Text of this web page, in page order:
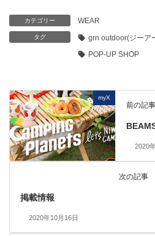
カテゴリー WEAR
タグ
grn outdoor(ジーア
POP-UP SHOP
myX
前の記事
2020
次の記事
掲載情報
2020年10月16日